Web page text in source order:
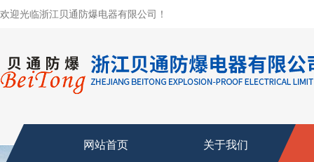
欢迎光临浙江贝通防爆电器有限公司！
网站首页 关于我们